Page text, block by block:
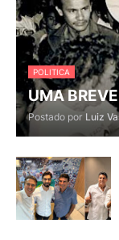
POLITICA
UMA
Postado por Luiz